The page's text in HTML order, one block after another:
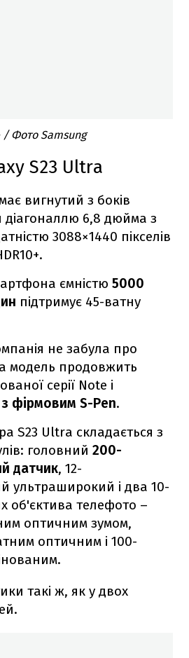
/ Фото Samsung
S23 Ultra
вигнутий з боків
діагоналлю 6,8 дюйма з
3088×1440 пікселів
ємністю5000
підтримує 45-ватну
не забула про
модель продовжить
серії Note і
фірмовим S-Pen.
S23 Ultra складається з
головний200-
датчик, 12-
ультраширокий і два 10-
об'єктива телефото –
оптичним зумом,
оптичним і 100-
такі ж, як у двох